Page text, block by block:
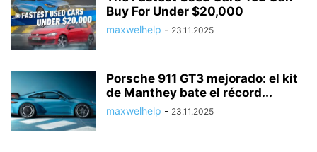
Buy For Under $20,000
maxwelhelp - 23.11.2025
Porsche 911 GT3 mejorado: el kit
de Manthey bate el récord...
maxwelhelp - 23.11.2025